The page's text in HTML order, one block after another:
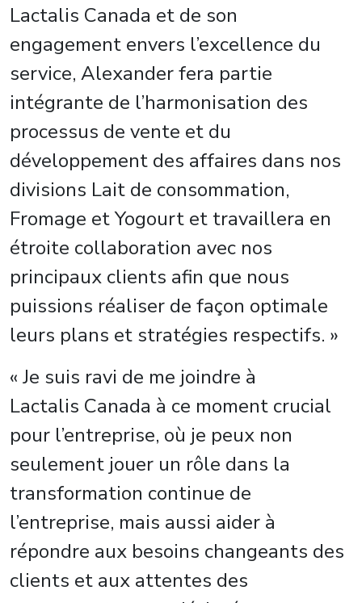
Lactalis Canada et de son
engagement envers l’excellence du
service, Alexander fera partie
intégrante de l’harmonisation des
processus de vente et du
développement des affaires dans nos
divisions Lait de consommation,
Fromage et Yogourt et travaillera en
étroite collaboration avec nos
principaux clients afin que nous
puissions réaliser de façon optimale
leurs plans et stratégies respectifs. »
« Je suis ravi de me joindre à
Lactalis Canada à ce moment crucial
pour l’entreprise, où je peux non
seulement jouer un rôle dans la
transformation continue de
l’entreprise, mais aussi aider à
répondre aux besoins changeants des
clients et aux attentes des